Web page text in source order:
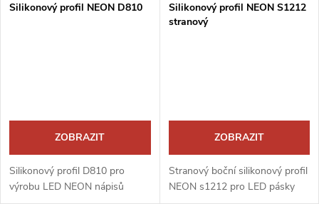
Silikonový profil NEON D810
ZOBRAZIT
Silikonový profil D810 pro
výrobu LED NEON nápisů
Silikonový profil NEON S1212
stranový
ZOBRAZIT
Stranový boční silikonový profil
NEON s1212 pro LED pásky